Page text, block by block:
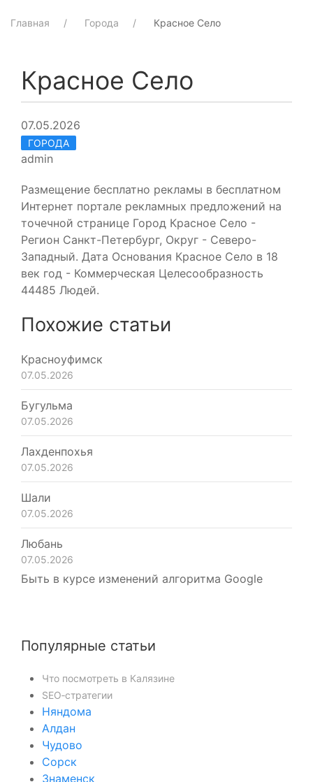
Главная Города Красное Село
Красное Село
07.05.2026
ГОРОДА
admin
Размещение бесплатно рекламы в бесплатном
Интернет портале рекламных предложений на
точечной странице Город Красное Село -
Регион Санкт-Петербург, Округ - Северо-
Западный. Дата Основания Красное Село в 18
век год - Коммерческая Целесообразность
44485 Людей.
Похожие статьи
Красноуфимск
07.05.2026
Бугульма
07.05.2026
Лахденпохья
07.05.2026
Шали
07.05.2026
Любань
07.05.2026
Быть в курсе изменений алгоритма Google
Популярные статьи
Что посмотреть в Калязине
SEO‑стратегии
Няндома
Алдан
Чудово
Сорск
Знаменск